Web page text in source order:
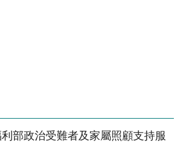
部政治受難者及家屬照顧支持服